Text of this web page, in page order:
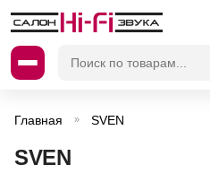
Главная » SVEN
SVEN